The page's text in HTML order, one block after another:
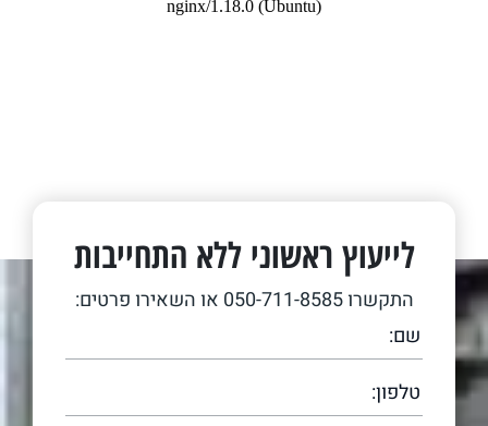
לייעוץ ראשוני ללא התחייבות
התקשרו050-711-8585 או השאירו פרטים: